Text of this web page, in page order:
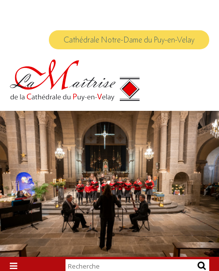
Cathédrale Notre-Dame du Puy-en-Velay

Chercher par